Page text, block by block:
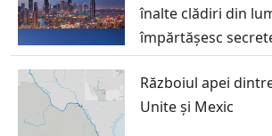
înalte clădiri din
împărtășesc
Războiul apei
Unite și Mexic